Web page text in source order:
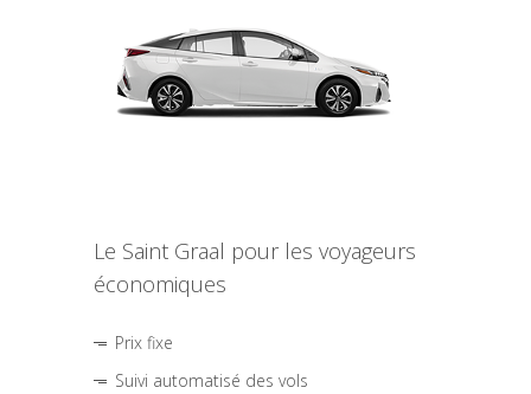
Le Saint Graal pour les voyageurs
économiques
Prix fixe
Suivi automatisé des vols